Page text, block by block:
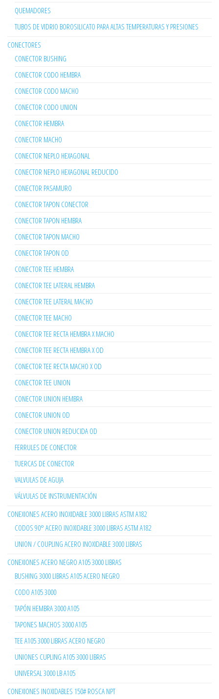
QUEMADORES
TUBOS DE VIDRIO BOROSILICATO PARA ALTAS TEMPERATURAS Y PRESIONES
CONECTORES
CONECTOR BUSHING
CONECTOR CODO HEMBRA
CONECTOR CODO MACHO
CONECTOR CODO UNION
CONECTOR HEMBRA
CONECTOR MACHO
CONECTOR NEPLO HEXAGONAL
CONECTOR NEPLO HEXAGONAL REDUCIDO
CONECTOR PASAMURO
CONECTOR TAPON CONECTOR
CONECTOR TAPON HEMBRA
CONECTOR TAPON MACHO
CONECTOR TAPON OD
CONECTOR TEE HEMBRA
CONECTOR TEE LATERAL HEMBRA
CONECTOR TEE LATERAL MACHO
CONECTOR TEE MACHO
CONECTOR TEE RECTA HEMBRA X MACHO
CONECTOR TEE RECTA HEMBRA X OD
CONECTOR TEE RECTA MACHO X OD
CONECTOR TEE UNION
CONECTOR UNION HEMBRA
CONECTOR UNION OD
CONECTOR UNION REDUCIDA OD
FERRULES DE CONECTOR
TUERCAS DE CONECTOR
VALVULAS DE AGUJA
VÁLVULAS DE INSTRUMENTACIÓN
CONEXIONES ACERO INOXIDABLE 3000 LIBRAS ASTM A182
CODOS 90° ACERO INOXIDABLE 3000 LIBRAS ASTM A182
UNION / COUPLING ACERO INOXIDABLE 3000 LIBRAS
CONEXIONES ACERO NEGRO A105 3000 LIBRAS
BUSHING 3000 LIBRAS A105 ACERO NEGRO
CODO A105 3000
TAPÓN HEMBRA 3000 A105
TAPONES MACHOS 3000 A105
TEE A105 3000 LIBRAS ACERO NEGRO
UNIONES CUPLING A105 3000 LIBRAS
UNIVERSAL 3000 LB A105
CONEXIONES INOXIDABLES 150# ROSCA NPT